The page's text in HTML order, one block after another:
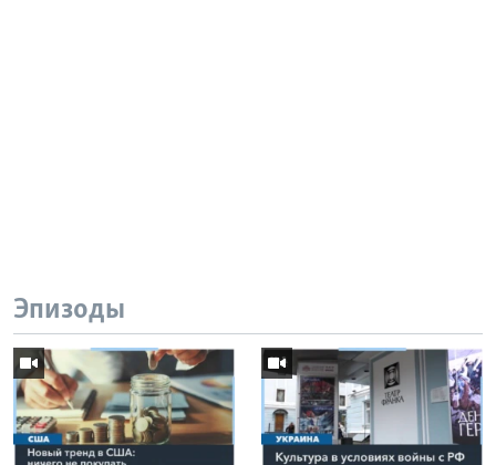
Эпизоды